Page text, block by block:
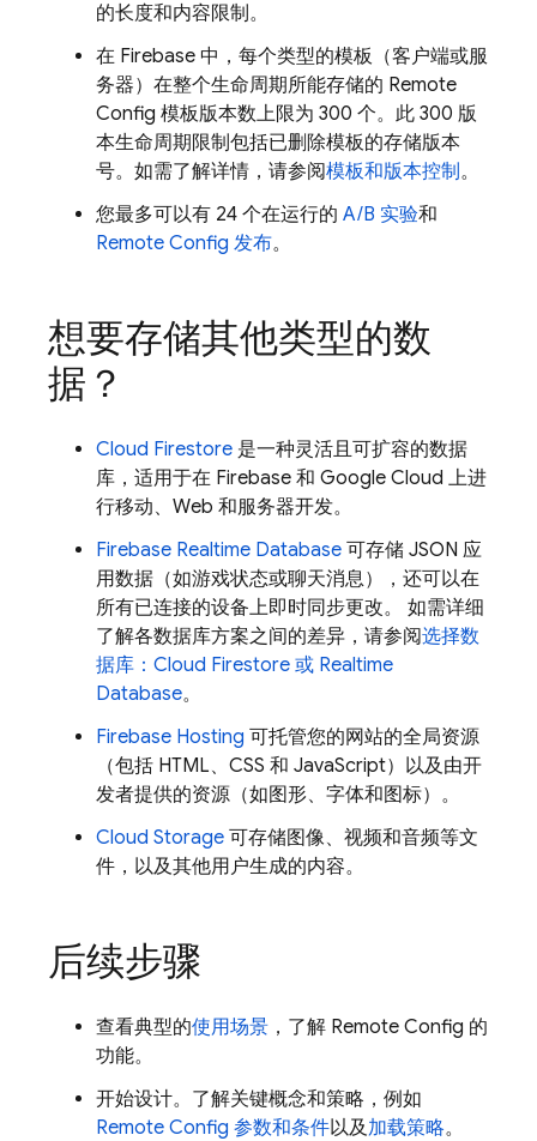
的长度和内容限制。
在 Firebase 中，每个类型的模板（客户端或服
务器）在整个生命周期所能存储的 Remote
Config 模板版本数上限为 300 个。此 300 版
本生命周期限制包括已删除模板的存储版本
号。如需了解详情，请参阅模板和版本控制。
您最多可以有 24 个在运行的 A/B 实验和
Remote Config 发布。
想要存储其他类型的数
据？
Cloud Firestore 是一种灵活且可扩容的数据
库，适用于在 Firebase 和 Google Cloud 上进
行移动、Web 和服务器开发。
Firebase Realtime Database 可存储 JSON 应
用数据（如游戏状态或聊天消息），还可以在
所有已连接的设备上即时同步更改。 如需详细
了解各数据库方案之间的差异，请参阅选择数
据库： Cloud Firestore 或 Realtime
Database。
Firebase Hosting 可托管您的网站的全局资源
（包括 HTML、CSS 和 JavaScript）以及由开
发者提供的资源（如图形、字体和图标）。
Cloud Storage 可存储图像、视频和音频等文
件，以及其他用户生成的内容。
后续步骤
查看典型的使用场景 ，了解 Remote Config 的
功能。
开始设计。了解关键概念和策略，例如
Remote Config 参数和条件以及加载策略。